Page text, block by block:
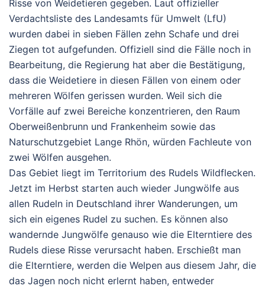
Risse von Weidetieren gegeben. Laut offizieller
Verdachtsliste des Landesamts für Umwelt (LfU)
wurden dabei in sieben Fällen zehn Schafe und drei
Ziegen tot aufgefunden. Offiziell sind die Fälle noch in
Bearbeitung, die Regierung hat aber die Bestätigung,
dass die Weidetiere in diesen Fällen von einem oder
mehreren Wölfen gerissen wurden. Weil sich die
Vorfälle auf zwei Bereiche konzentrieren, den Raum
Oberweißenbrunn und Frankenheim sowie das
Naturschutzgebiet Lange Rhön, würden Fachleute von
zwei Wölfen ausgehen.
Das Gebiet liegt im Territorium des Rudels Wildflecken.
Jetzt im Herbst starten auch wieder Jungwölfe aus
allen Rudeln in Deutschland ihrer Wanderungen, um
sich ein eigenes Rudel zu suchen. Es können also
wandernde Jungwölfe genauso wie die Elterntiere des
Rudels diese Risse verursacht haben. Erschießt man
die Elterntiere, werden die Welpen aus diesem Jahr, die
das Jagen noch nicht erlernt haben, entweder